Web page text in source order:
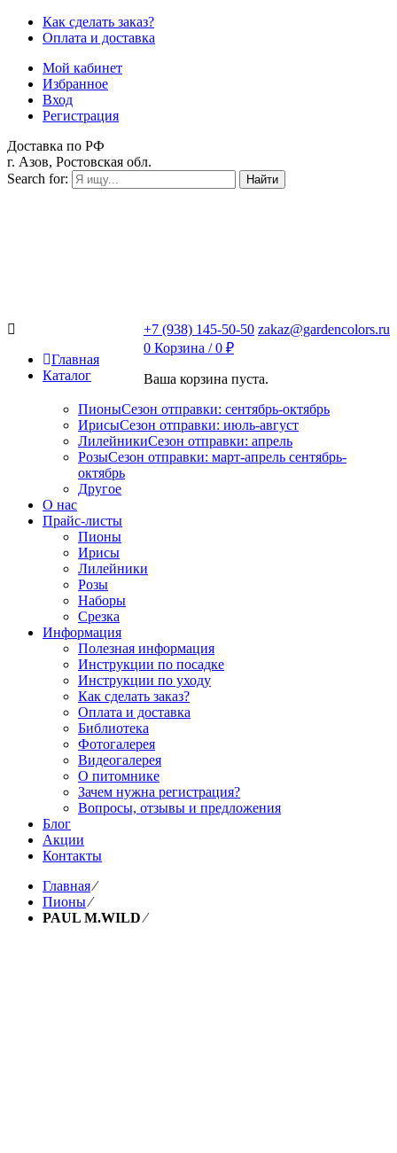
Как сделать заказ?
Оплата и доставка
Мой кабинет
Избранное
Вход
Регистрация
Доставка по РФ
г. Азов, Ростовская обл.
Search for:
Найти
+7 (938) 145-50-50 zakaz@gardencolors.ru
0 Корзина /0 ₽
Ваша корзина пуста.
Главная
Каталог
ПионыСезон отправки: сентябрь-октябрь
ИрисыСезон отправки: июль-август
ЛилейникиСезон отправки: апрель
РозыСезон отправки: март-апрель сентябрь-
октябрь
Другое
О нас
Прайс-листы
Пионы
Ирисы
Лилейники
Розы
Наборы
Срезка
Информация
Полезная информация
Инструкции по посадке
Инструкции по уходу
Как сделать заказ?
Оплата и доставка
Библиотека
Фотогалерея
Видеогалерея
О питомнике
Зачем нужна регистрация?
Вопросы, отзывы и предложения
Блог
Акции
Контакты
Главная⁄
Пионы⁄
PAUL M.WILD⁄